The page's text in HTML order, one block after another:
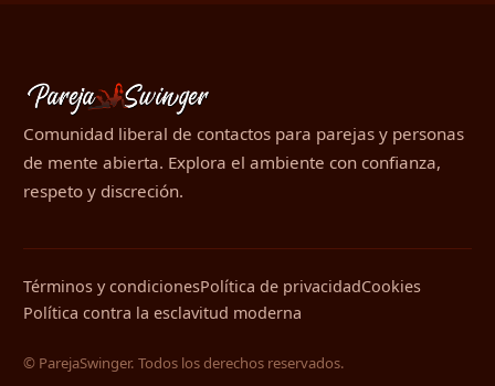
Comunidad liberal de contactos para parejas y personas
de mente abierta. Explora el ambiente con confianza,
respeto y discreción.
Términos y condicionesPolítica de privacidadCookies
Política contra la esclavitud moderna
© ParejaSwinger. Todos los derechos reservados.